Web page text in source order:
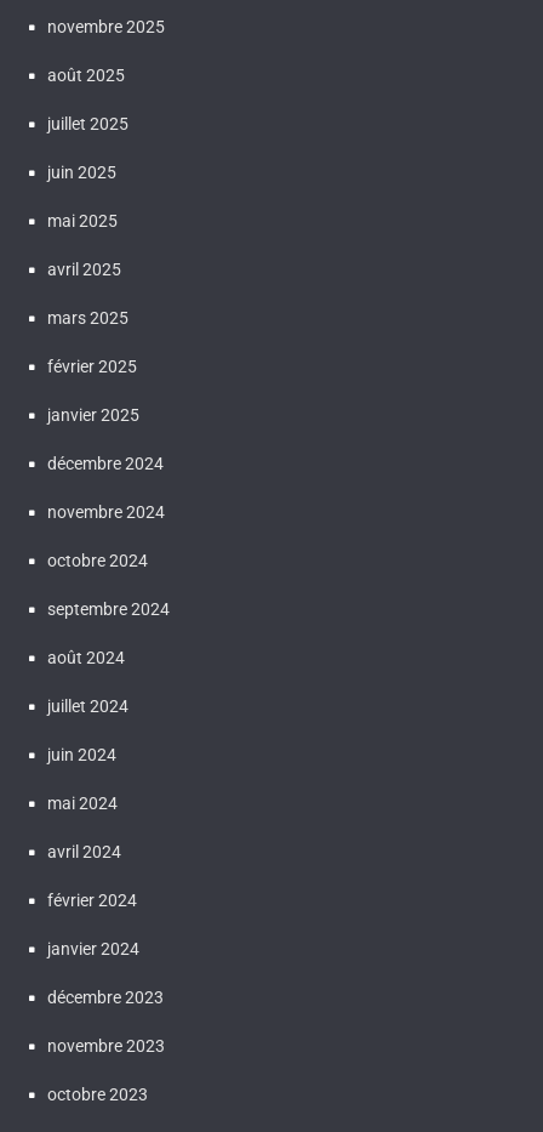
novembre 2025
août 2025
juillet 2025
juin 2025
mai 2025
avril 2025
mars 2025
février 2025
janvier 2025
décembre 2024
novembre 2024
octobre 2024
septembre 2024
août 2024
juillet 2024
juin 2024
mai 2024
avril 2024
février 2024
janvier 2024
décembre 2023
novembre 2023
octobre 2023